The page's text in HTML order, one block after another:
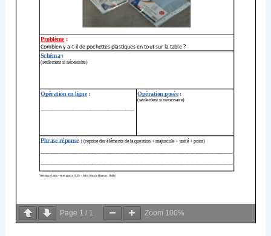
Page 1 / 1 Zoom 100%